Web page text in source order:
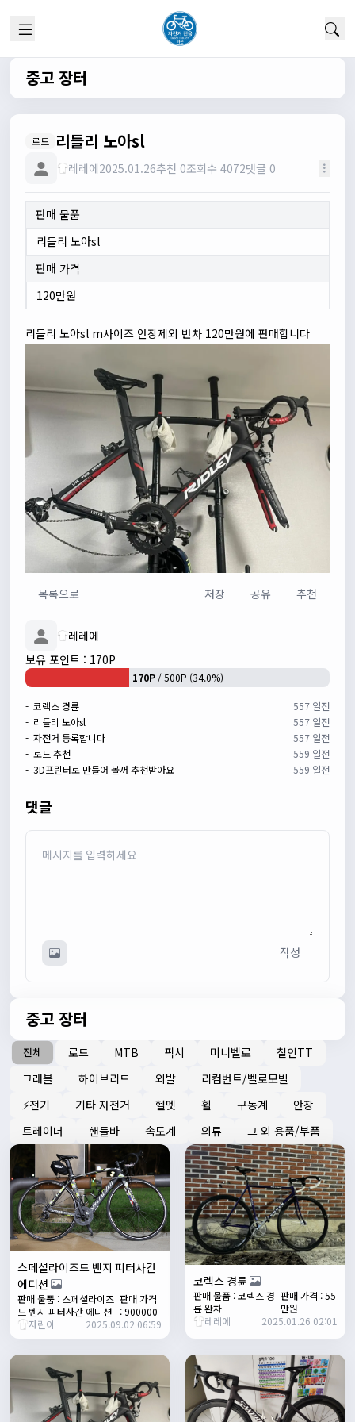
다다우운13:44:05
회원가입 하단에 체크박스 중에 위 내용을 확인하였고, 동의
합니다. 라는 묻는데 뭘 동의한다는 말이에요?
관리자13:50:05
안녕하세요 :) 템플릿이 그대로 노출되는것같습니다. 저희가
따로 동의를 구하는 항목은 없습니다 해당 내용 체크해보겠
습니다
관리자13:54:54
이름/휴대폰 번호는 이벤트에 활용될수 있다는 항목을 추가
해야하고 이에 동의한다는 체크박스내용이 필요할것같습니
다. 가입항목은 바로 수정해두겠습니다
쏭박17:23:31
실시간 채팅 테스트
쏭박17:23:34
17:23:38
테스트 2
쏭박 17:23:41
테스트 테스트
17:24:16
쏭박17:24:22
사진 업로드 테스트
쏭박17:24:35
테스트 완료입니다 :)
알루미06:16:14
사이트 가입자수가 100명이 넘었습니다 :)
관리자
다들 좋은하루되세요~
맛점하세요~
배과장 12:48:20
반갑습니다 여러분 ^_^
배과장 12:48:33
명절에도 열심히 맛있는 음식먹고 로라 타셔야지요 ㅎㅎ
1/24/2025
존명12:42:39
ㅎㅇㅇ
명신이13:35:29
안녕하세요
1/27/2025
루나워커20:37:55
열심히타자 21:12:34
설연휴인데 날씨가..ㅠㅠ
1/28/2025
꼬유 10:07:01
명절 행복하게 보내세요~ !!
1/29/2025
2chun09:38:46
명절 잘 보내세요~!
중고 장터
로드 리들리 노아sl
레레에2025.01.26추천 0조회수 4072댓글 0
판매 물품
리들리 노아sl
판매 가격
120만원
리들리 노아sl m사이즈 안장제외 반차 120만원에 판매합니다
목록으로 저장 공유 추천
레레에
보유 포인트 : 170P
170P/ 500P (34.0%)
- 코렉스 경륜
557 일전
- 리들리 노아sl
557 일전
- 자전거 등록합니다
557 일전
- 로드 추천
559 일전
- 3D프린터로 만들어 볼꺼 추천받아요
559 일전
댓글
작성
중고 장터
전체 로드 MTB 픽시 미니벨로
철인TT
그래블
하이브리드 외발
리컴번트/벨로모빌
⚡전기
기타 자전거 헬멧 휠 구동계
안장
트레이너
핸들바 속도계 의류 그 외 용품/부품
스페셜라이즈드 벤지 피터사간
에디션
판매 물품 : 스페셜라이즈
드 벤지 피터사간 에디션
판매 가격
: 900000
자린이
2025.09.02 06:59
코렉스 경륜
판매 물품 : 코렉스 경
륜 완차
판매 가격 : 55
만원
레레에
2025.01.26 02:01